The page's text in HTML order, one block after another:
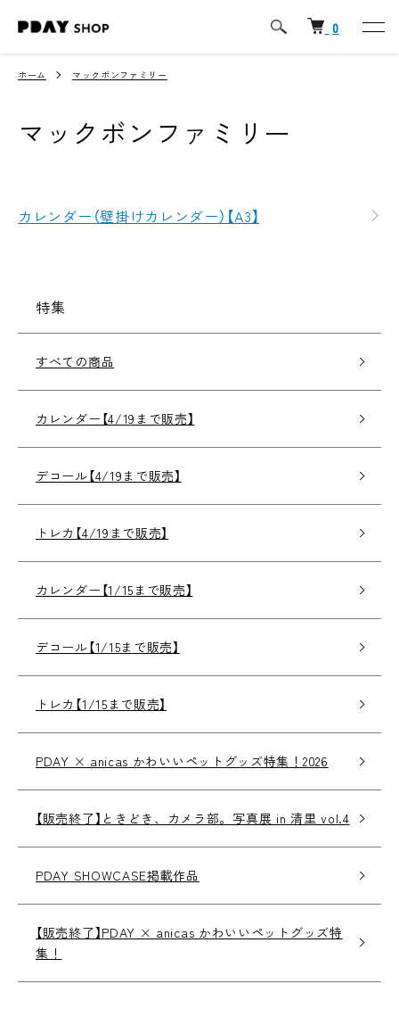
0
ホーム マックボンファミリー
マックボンファミリー
カレンダー（壁掛けカレンダー）【A3】
特集
すべての商品
カレンダー【4/19まで販売】
デコール【4/19まで販売】
トレカ【4/19まで販売】
カレンダー【1/15まで販売】
デコール【1/15まで販売】
トレカ【1/15まで販売】
PDAY × anicas かわいいペットグッズ特集！2026
【販売終了】ときどき、カメラ部。写真展 in 清里 vol.4
PDAY SHOWCASE掲載作品
【販売終了】PDAY × anicas かわいいペットグッズ特
集！